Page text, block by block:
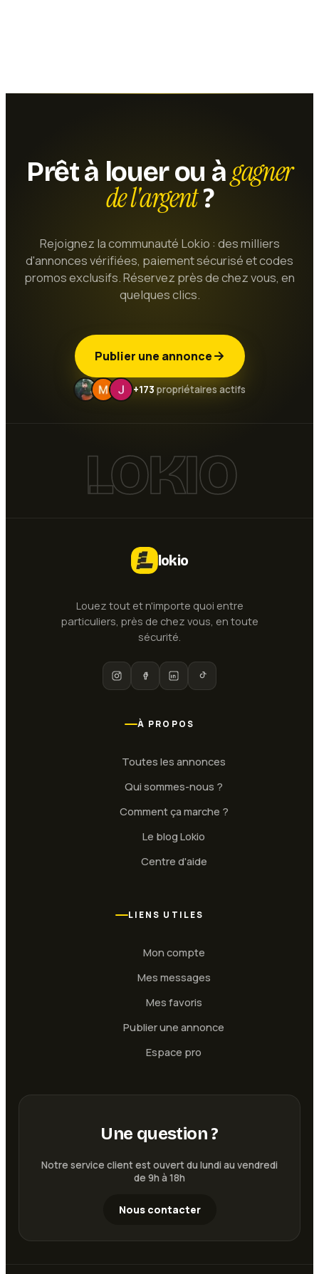
Prêt à louer ou àgagner
de l'argent?
Rejoignez la communauté Lokio : des milliers
d'annonces vérifiées, paiement sécurisé et codes
promos exclusifs. Réservez près de chez vous, en
quelques clics.
Publier une annonce
+173 propriétaires actifs
LOKIO
lokio
Louez tout et n'importe quoi entre
particuliers, près de chez vous, en toute
sécurité.
À PROPOS
Toutes les annonces
Qui sommes-nous ?
Comment ça marche ?
Le blog Lokio
Centre d'aide
LIENS UTILES
Mon compte
Mes messages
Mes favoris
Publier une annonce
Espace pro
Une question ?
Notre service client est ouvert du lundi au vendredi
de 9h à 18h
Nous contacter